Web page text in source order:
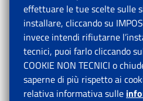
ultima modalità di
tramite la procedura
l’avvenuto
lavorativa, al termine
La procedura elaborerà
numerato
effettuare le tue scelte sulle
installare, cliccando su
invece intendi rifiutarne
tecnici, puoi farlo cliccando
COOKIE NON TECNICI o
saperne di più rispetto ai
relativa informativa sulle